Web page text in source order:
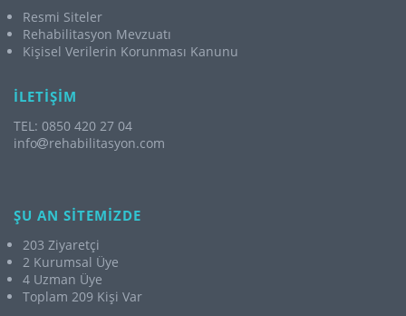
Resmi Siteler
Rehabilitasyon Mevzuatı
Kişisel Verilerin Korunması Kanunu
İLETİŞİM
TEL: 0850 420 27 04
info
rehabilitasyon.com
ŞU AN SİTEMİZDE
203 Ziyaretçi
2 Kurumsal Üye
4 Uzman Üye
Toplam 209 Kişi Var